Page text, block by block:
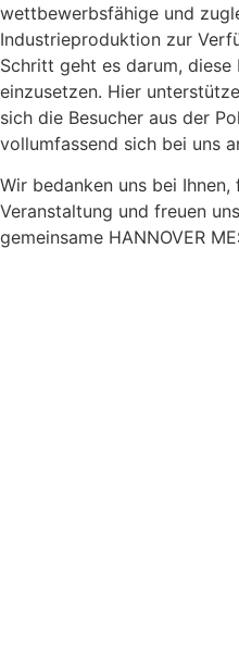
wettbewerbsfähige und
Industrieproduktion zur
Schritt geht es darum, diese
einzusetzen. Hier
sich die Besucher aus der
vollumfassend sich bei uns
Wir bedanken uns bei
Veranstaltung und freuen
gemeinsame HANNOVER